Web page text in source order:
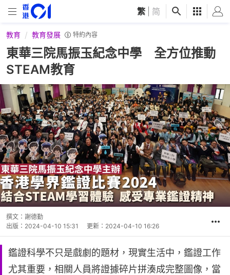
繁 简
教育 教育發展 特約內容
東華三院馬振玉紀念中學 全方位推動
STEAM教育
撰文： 謝德勤
出版： 2024-04-10 15:31 更新： 2024-04-10 16:26
鑑證科學不只是戲劇的題材，現實生活中，鑑證工作
尤其重要，相關人員將證據碎片拼湊成完整圖像，當